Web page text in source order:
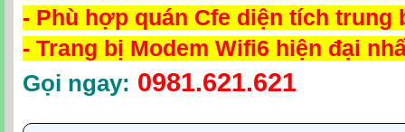
- Phù hợp quán Cfe diện tích trung
- Trang bị Modem Wifi6 hiện đại
Gọi ngay: 0981.621.621